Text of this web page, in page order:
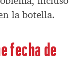
la botella.
fecha de